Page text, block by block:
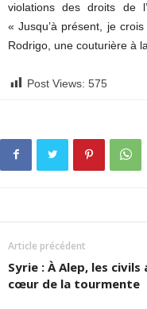
violations des droits de
« Jusqu’à présent, je
Rodrigo, une couturière à
Post Views: 575
Article précédent
Syrie : À Alep, les civils
cœur de la tourmente